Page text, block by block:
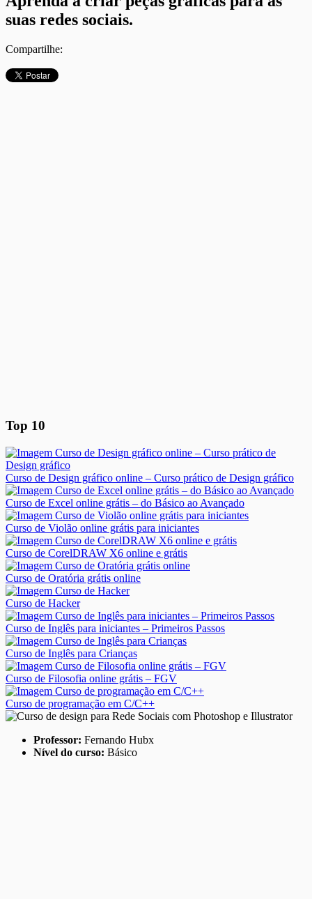
suas redes sociais.
Compartilhe:
Top 10
Curso de Design gráfico online – Curso prático de Design gráfico
Curso de Excel online grátis – do Básico ao Avançado
Curso de Violão online grátis para iniciantes
Curso de CorelDRAW X6 online e grátis
Curso de Oratória grátis online
Curso de Hacker
Curso de Inglês para iniciantes – Primeiros Passos
Curso de Inglês para Crianças
Curso de Filosofia online grátis – FGV
Curso de programação em C/C++
Professor: Fernando Hubx
Nível do curso: Básico